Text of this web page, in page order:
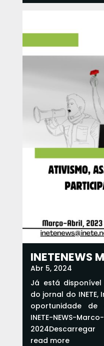
INETENEWS
Abr 5, 2024
Já está
do jornal do
oportunidade
INETE-NEWS-
2024Descarregar
read more